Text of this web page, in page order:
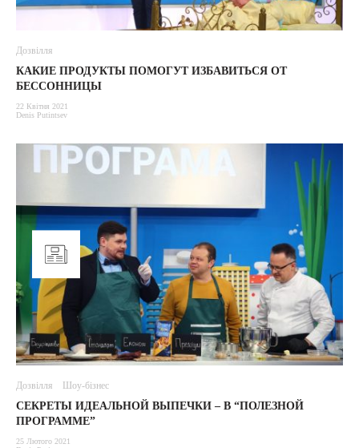
Дозвілля
КАКИЕ ПРОДУКТЫ ПОМОГУТ ИЗБАВИТЬСЯ ОТ
БЕССОННИЦЫ
22 Квітня 2021
Denis Putintsev
Дозвілля Шоу-бізнес
СЕКРЕТЫ ИДЕАЛЬНОЙ ВЫПЕЧКИ – В “ПОЛЕЗНОЙ
ПРОГРАММЕ”
25 Лютого 2021